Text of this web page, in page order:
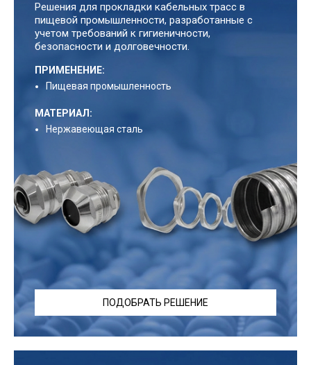
Решения для прокладки кабельных трасс в
пищевой промышленности, разработанные с
учетом требований к гигиеничности,
безопасности и долговечности.
ПРИМЕНЕНИЕ:
Пищевая промышленность
МАТЕРИАЛ:
Нержавеющая сталь
ПОДОБРАТЬ РЕШЕНИЕ